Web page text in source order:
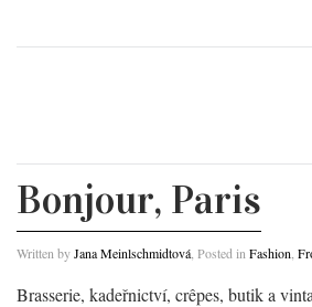
Bonjour, Paris
Written byJana Meinlschmidtová , Posted in Fashion
Brasserie, kadeřnictví, crêpes, butik a